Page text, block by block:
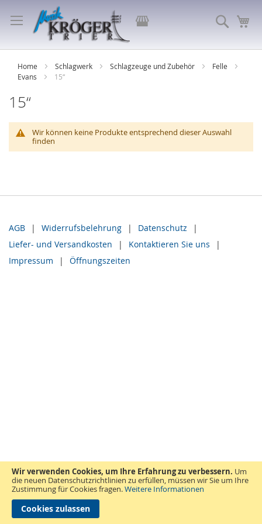
Wir verwenden Cookies, um Ihre Erfahrung zu verbessern. Um
die neuen Datenschutzrichtlinien zu erfüllen, müssen wir Sie um Ihre
Zustimmung für Cookies fragen.Weitere Informationen
Cookies zulassen
zum
Inhalt
Store
auswählen
Suche
Home Schlagwerk Schlagzeuge und Zubehör
Felle
Evans
15“
15“
Wir können keine Produkte entsprechend dieser Auswahl
finden
AGB Widerrufsbelehrung
Datenschutz
Liefer- und Versandkosten
Kontaktieren Sie uns
Impressum
Öffnungszeiten